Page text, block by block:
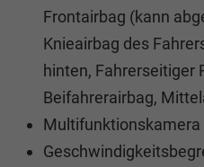
Frontairbag (kann
Knieairbag des
hinten, Fahrerseitiger
Beifahrerairbag,
Multifunktionskamera